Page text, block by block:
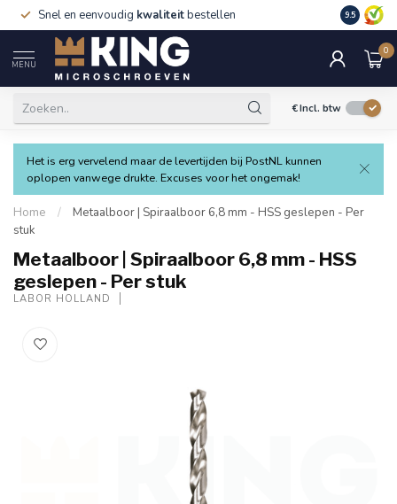
Snel en eenvoudig kwaliteitbestellen 9.5
MENU
0
€Incl. btw
Het is erg vervelend maar de levertijden bij PostNL kunnen
oplopen vanwege drukte. Excuses voor het ongemak!
Home /
Metaalboor | Spiraalboor 6,8 mm - HSS geslepen - Per
stuk
Metaalboor | Spiraalboor 6,8 mm - HSS
geslepen - Per stuk
LABOR HOLLAND